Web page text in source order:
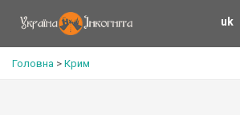
uk
Головна > Крим